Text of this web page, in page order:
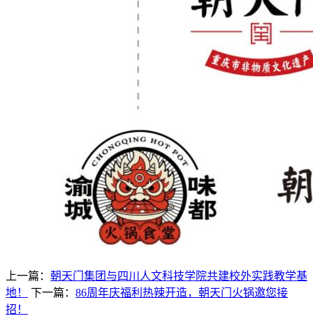
上一篇： 朝天门集团与四川人文科技学院共建校外实践教学基
地！
下一篇： 86周年庆福利热辣开造，朝天门火锅邀您接
招！